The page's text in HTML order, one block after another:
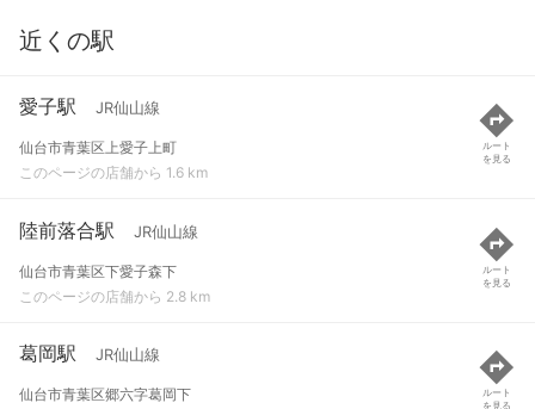
近くの駅
愛子駅 JR仙山線
仙台市青葉区上愛子上町
このページの店舗から 1.6 km
ルート
を見る
陸前落合駅 JR仙山線
仙台市青葉区下愛子森下
このページの店舗から 2.8 km
ルート
を見る
葛岡駅 JR仙山線
仙台市青葉区郷六字葛岡下
ルート
を見る